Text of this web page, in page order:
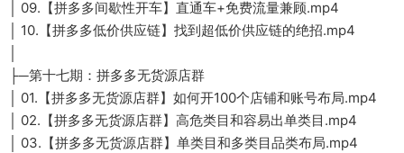
│ 09.【拼多多间歇性开车】直通车+免费流量兼顾.mp4
│ 10.【拼多多低价供应链】找到超低价供应链的绝招.mp4
├─第十七期：拼多多无货源店群
│ 01.【拼多多无货源店群】如何开100个店铺和账号布局.mp4
│ 02.【拼多多无货源店群】高危类目和容易出单类目.mp4
│ 03.【拼多多无货源店群】单类目和多类目品类布局.mp4